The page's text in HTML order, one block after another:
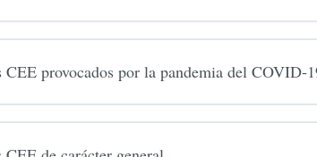
CEE provocados por la pandemia del COVID-